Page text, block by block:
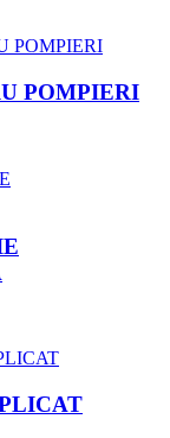
POMPIERI